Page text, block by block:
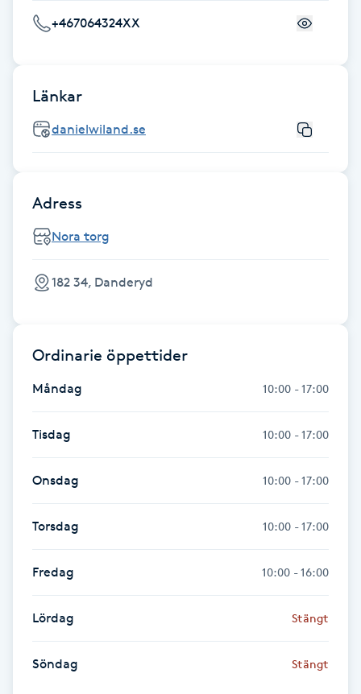
Face framing
Faceliftmassage
Fet hårbotten
Fettreducering
Fibromassage
Fillers
Fotmassage
Fransförlängning Megavolym
+467064324XX
Länkar
danielwiland.se
Adress
Nora torg
182 34, Danderyd
Ordinarie öppettider
Måndag 10:00 - 17:00
Tisdag 10:00 - 17:00
Onsdag 10:00 - 17:00
Torsdag 10:00 - 17:00
Fredag 10:00 - 16:00
Lördag Stängt
Söndag Stängt